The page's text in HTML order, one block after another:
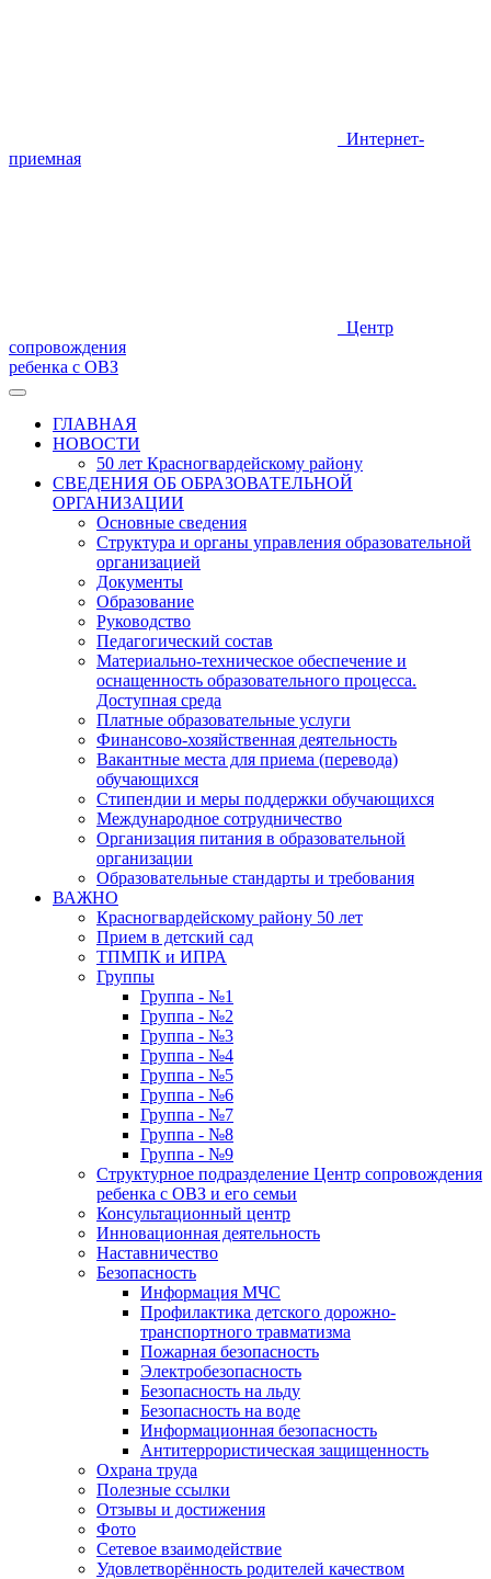
Интернет-
приемная
Центр
сопровождения
ребенка с ОВЗ
ГЛАВНАЯ
НОВОСТИ
50 лет Красногвардейскому району
СВЕДЕНИЯ ОБ ОБРАЗОВАТЕЛЬНОЙ
ОРГАНИЗАЦИИ
Основные сведения
Структура и органы управления образовательной
организацией
Документы
Образование
Руководство
Педагогический состав
Материально-техническое обеспечение и
оснащенность образовательного процесса.
Доступная среда
Платные образовательные услуги
Финансово-хозяйственная деятельность
Вакантные места для приема (перевода)
обучающихся
Стипендии и меры поддержки обучающихся
Международное сотрудничество
Организация питания в образовательной
организации
Образовательные стандарты и требования
ВАЖНО
Красногвардейскому району 50 лет
Прием в детский сад
ТПМПК и ИПРА
Группы
Группа - №1
Группа - №2
Группа - №3
Группа - №4
Группа - №5
Группа - №6
Группа - №7
Группа - №8
Группа - №9
Структурное подразделение Центр сопровождения
ребенка с ОВЗ и его семьи
Консультационный центр
Инновационная деятельность
Наставничество
Безопасность
Информация МЧС
Профилактика детского дорожно-
транспортного травматизма
Пожарная безопасность
Электробезопасность
Безопасность на льду
Безопасность на воде
Информационная безопасность
Антитеррористическая защищенность
Охрана труда
Полезные ссылки
Отзывы и достижения
Фото
Сетевое взаимодействие
Удовлетворённость родителей качеством